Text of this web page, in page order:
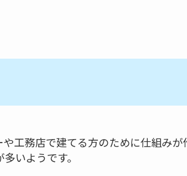
工務店で建てる方のために仕組み
いようです。